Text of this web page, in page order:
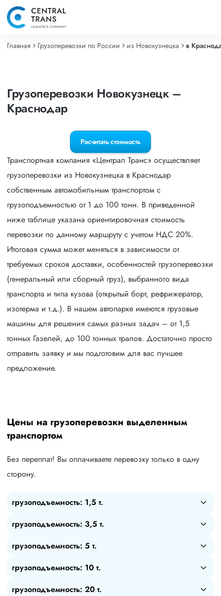
Главная Грузоперевозки по России из Новокузнецка в
Грузоперевозки Новокузнецк –
Краснодар
Расчитать стоимость
Транспортная компания «Централ Транс» осуществляет
грузоперевозки из Новокузнецка в Краснодар
собственным автомобильным транспортом с
грузоподъемностью от 1 до 100 тонн. В приведенной
ниже таблице указана ориентировочная стоимость
перевозки по данному маршруту с учетом НДС 20%.
Итоговая сумма может меняться в зависимости от
требуемых сроков доставки, особенностей грузоперевозки
(генеральный или сборный груз), выбранного вида
транспорта и типа кузова (открытый борт, рефрижератор,
изотерма и т.д.). В нашем автопарке имеются грузовые
машины для решения самых разных задач – от 1,5
тонных Газелей, до 100 тонных тралов. Достаточно просто
отправить заявку и мы подготовим для вас лучшее
предложение.
Цены на грузоперевозки выделенным
транспортом
Без переплат! Вы оплачиваете перевозку только в одну
сторону.
грузоподъемность: 1,5 т.
грузоподъемность: 3,5 т.
грузоподъемность: 5 т.
грузоподъемность: 10 т.
грузоподъемность: 20 т.